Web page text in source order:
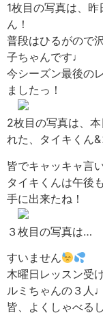
1枚目の写真は、昨
ん！
普段はひるがので
子ちゃんです♩
今シーズン最後の
ましたっ！
2枚目の写真は、
れた、タイキくん
皆でキャッキャ言
タイキくんは午後
手に出来たね！
３枚目の写真は…
すいません
木曜日レッスン受
ルミちゃんの３人♩
皆、よくしゃべる